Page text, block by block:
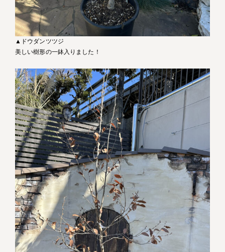
▲ドウダンツツジ
美しい樹形の一鉢入りました！